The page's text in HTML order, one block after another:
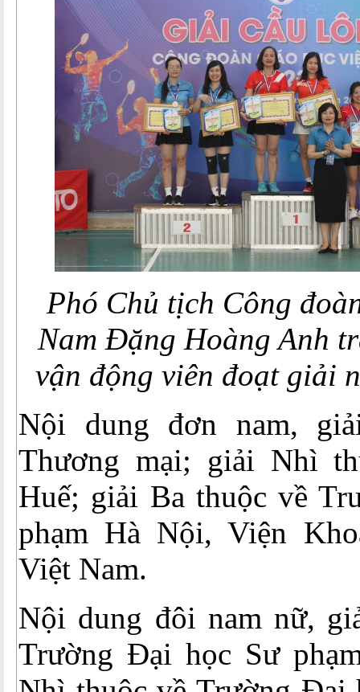
Phó Chủ tịch Công
Nam Đặng Hoàng Anh
vận động viên đoạt giải
Nội dung đơn nam,
Thương mại; giải Nhì
Huế; giải Ba thuộc về
phạm Hà Nội, Viện
Việt Nam.
Nội dung đôi nam nữ,
Trường Đại học Sư